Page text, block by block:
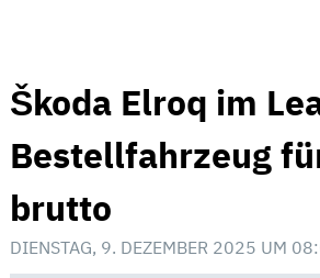
Škoda Elroq im
Bestellfahrzeug
brutto
DIENSTAG, 9. DEZEMBER 2025 UM